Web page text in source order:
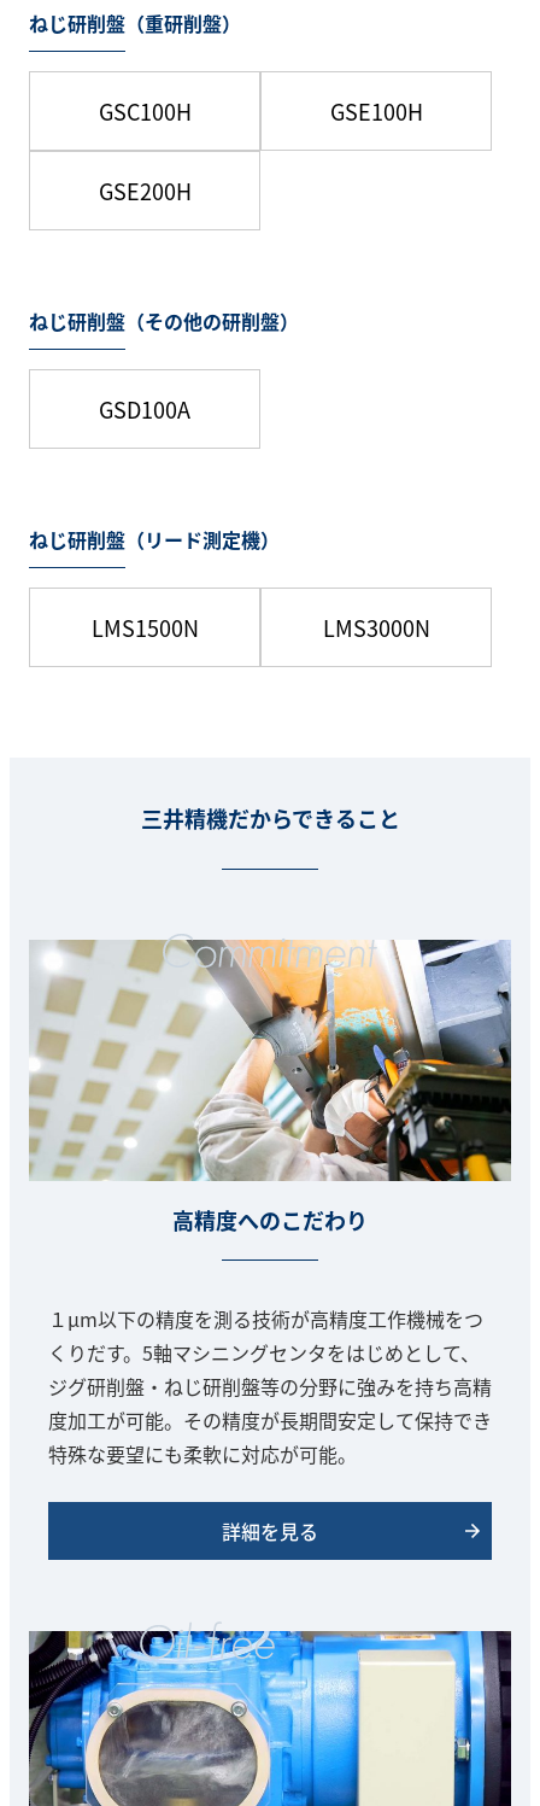
ねじ研削盤（重研削盤）
GSC100H GSE100H
GSE200H
ねじ研削盤（その他の研削盤）
GSD100A
ねじ研削盤（リード測定機）
LMS1500N LMS3000N
三井精機だからできること
高精度へのこだわり
１μm以下の精度を測る技術が高精度工作機械をつ
くりだす。5軸マシニングセンタをはじめとして、
ジグ研削盤・ねじ研削盤等の分野に強みを持ち高精
度加工が可能。その精度が長期間安定して保持でき
特殊な要望にも柔軟に対応が可能。
詳細を見る